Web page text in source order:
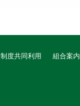
度共同利用 組合案内